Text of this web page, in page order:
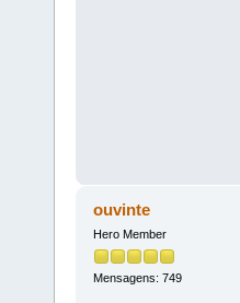
ouvinte
Hero Member
Mensagens: 749